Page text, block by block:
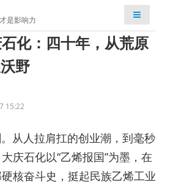
是影响力
检索
化：四十年，从荒原
野
15:22
从人拉肩扛的创业潮，到毫秒
庆石化以“乙烯报国”为墨，在
核奋斗史，挺起民族乙烯工业